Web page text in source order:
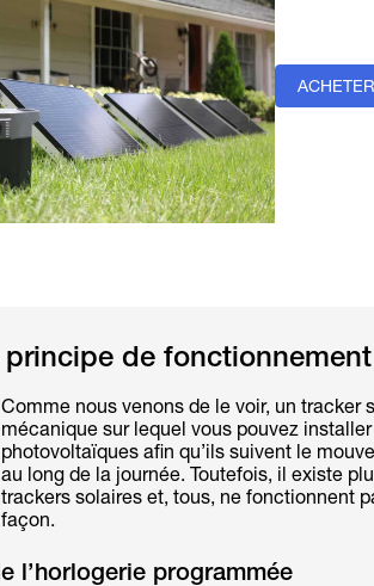
principe de
Comme nous venons de le voir, un tracker
mécanique sur lequel vous pouvez
photovoltaïques afin qu’ils suivent le
au long de la journée. Toutefois, il existe
trackers solaires et, tous, ne fonctionnent
façon.
l’horlogerie programmée